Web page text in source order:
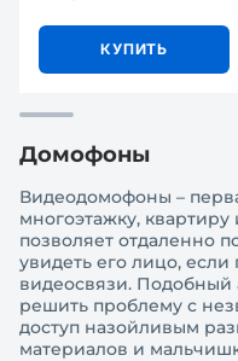
КУПИТЬ
Домофоны
Видеодомофоны –
многоэтажку,
позволяет отдаленно
увидеть его лицо,
видеосвязи. Подобный
решить проблему с
доступ назойливым
материалов и